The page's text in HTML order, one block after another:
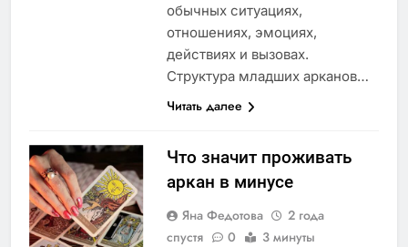
обычных ситуациях,
отношениях, эмоциях,
действиях и вызовах.
Структура младших арканов…
Читать далее
Что значит проживать
аркан в минусе
Яна Федотова
2 года
спустя
0 3 минуты